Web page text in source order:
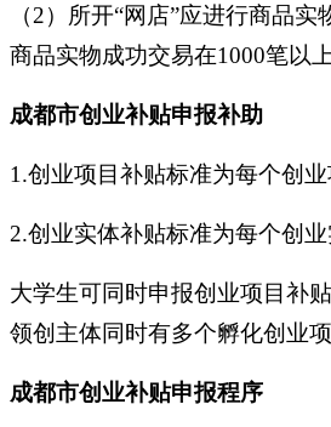
（2）所开“网店”应进行商品
商品实物成功交易在1000笔以
成都市创业补贴申报补助
1.创业项目补贴标准为每个创
2.创业实体补贴标准为每个创业
大学生可同时申报创业项目补
领创主体同时有多个孵化创业
成都市创业补贴申报程序